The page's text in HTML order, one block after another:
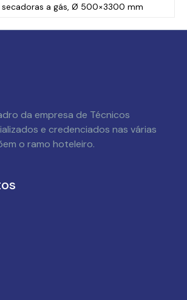
secadoras a gás, Ø 500×3300 mm
da empresa de Técnicos
e credenciados nas várias
o ramo hoteleiro.